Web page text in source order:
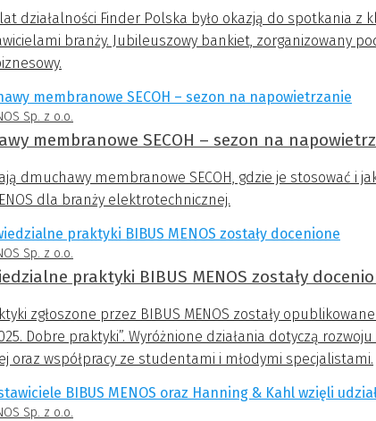
działalności Finder Polska było okazją do spotkania
branży. Jubileuszowy bankiet, zorganizowany
Sp. z o.o.
membranowe SECOH – sezon na
dmuchawy membranowe SECOH, gdzie je stosować i
dla branży elektrotechnicznej.
Sp. z o.o.
praktyki BIBUS MENOS zostały
zgłoszone przez BIBUS MENOS zostały
Dobre praktyki”. Wyróżnione działania dotyczą
oraz współpracy ze studentami i młodymi specjalistami.
Sp. z o.o.